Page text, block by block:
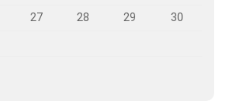
27 28 29
30